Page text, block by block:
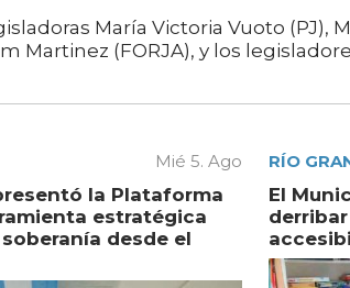
María Victoria Vuoto (PJ),
Martinez (FORJA), y los
Mié 5. Ago
la Plataforma
estratégica
desde el
RÍO
El